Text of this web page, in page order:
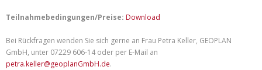
Teilnahmebedingungen/Preise: Download
Bei Rückfragen wenden Sie sich gerne an Frau Petra Keller, GEOPLAN
GmbH, unter 07229 606-14 oder per E-Mail an
petra.keller@geoplanGmbH.de.